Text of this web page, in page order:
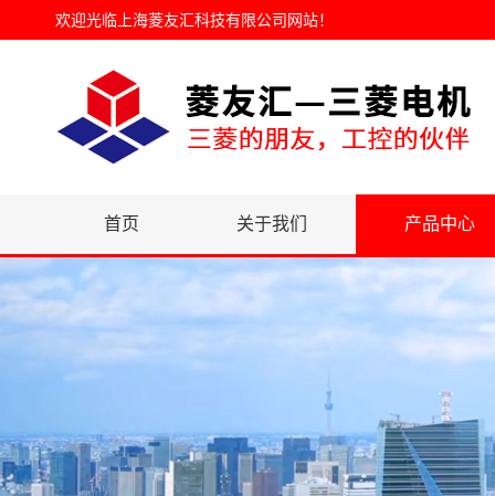
欢迎光临 上海菱友汇科技有限公司网站！
首页 关于我们 产品中心